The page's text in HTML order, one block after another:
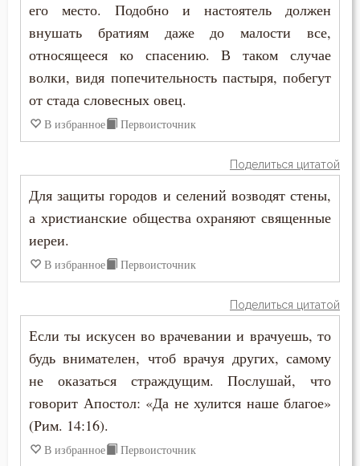
Пост
Похвала
Похоть
Почитание Бога
Праздник
Прелюбодеяние
Причастие
Проповеди
Прошение
его место. Подобно и настоятель должен
внушать братиям даже до малости все,
относящееся ко спасению. В таком случае
волки, видя попечительность пастыря, побегут
от стада словесных овец.
В избранное Первоисточник
Поделиться цитатой
Для защиты городов и селений возводят стены,
а христианские общества охраняют священные
иереи.
В избранное Первоисточник
Поделиться цитатой
Если ты искусен во врачевании и врачуешь, то
будь внимателен, чтоб врачуя других, самому
не оказаться страждущим. Послушай, что
говорит Апостол: «Да не хулится наше благое»
(Рим. 14:16).
В избранное Первоисточник